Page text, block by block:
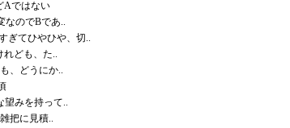
Aではない
なのでBであ..
ぎてひやひや、切..
れども、た..
、どうにか..
望みを持って..
把に見積..